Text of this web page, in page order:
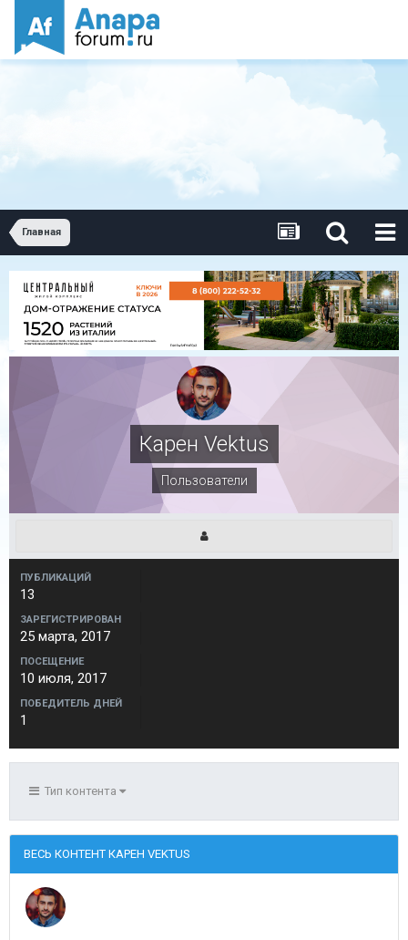
Главная
Карен Vektus
Пользователи
ПУБЛИКАЦИЙ
13
ЗАРЕГИСТРИРОВАН
25 марта, 2017
ПОСЕЩЕНИЕ
10 июля, 2017
ПОБЕДИТЕЛЬ ДНЕЙ
1
Тип контента
ВЕСЬ КОНТЕНТ КАРЕН VEKTUS